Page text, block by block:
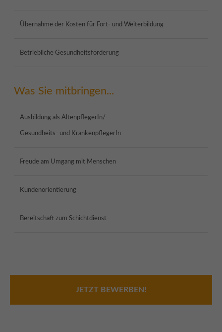
Übernahme der Kosten für Fort- und Weiterbildung
Betriebliche Gesundheitsförderung
Was Sie mitbringen...
Ausbildung als AltenpflegerIn/
Gesundheits- und KrankenpflegerIn
Freude am Umgang mit Menschen
Kundenorientierung
Bereitschaft zum Schichtdienst
JETZT BEWERBEN!